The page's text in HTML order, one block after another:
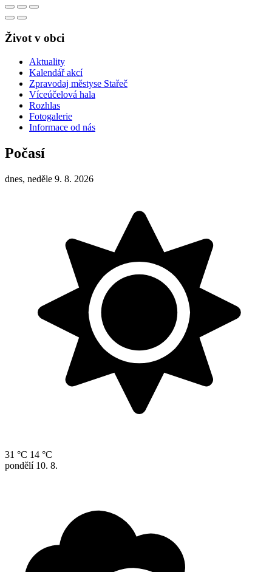
Život v obci
Aktuality
Kalendář akcí
Zpravodaj městyse Stařeč
Víceúčelová hala
Rozhlas
Fotogalerie
Informace od nás
Počasí
dnes, neděle 9. 8. 2026
31 °C 14 °C
pondělí 10. 8.